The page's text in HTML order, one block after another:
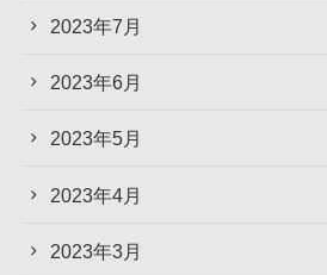
2023年7月
2023年6月
2023年5月
2023年4月
2023年3月